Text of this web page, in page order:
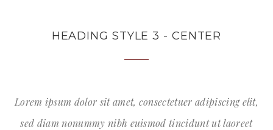
HEADING STYLE 3 - CENTER
Lorem ipsum dolor sit amet, consectetuer adipiscing elit,
sed diam nonummy nibh euismod tincidunt ut laoreet